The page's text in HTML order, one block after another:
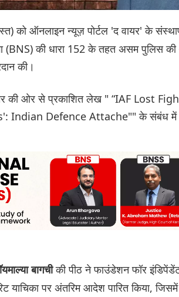
को ऑनलाइन न्यूज़ पोर्टल 'द वायर' के
(BNS) की धारा 152 के तहत असम पुलिस की
की।
की ओर से प्रकाशित लेख " “IAF Lost
Defence Attache"" के संबंध में
बागचीकी पीठ ने फाउंडेशन फॉर
याचिका पर अंतरिम आदेश पारित किया,